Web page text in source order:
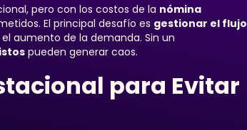
pero con los costos de la nómina
El principal desafío es gestionar el flujo
aumento de la demanda. Sin un
pueden generar caos.
para Evitar